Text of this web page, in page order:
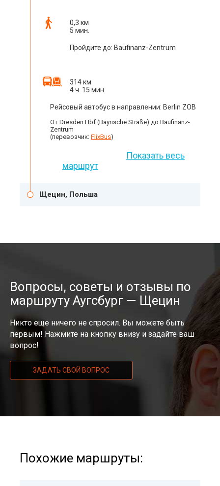
0,3 км
5 мин.
Пройдите до: Baufinanz-Zentrum
314 км
4 ч. 15 мин.
Рейсовый автобус в направлении: Berlin ZOB
От Dresden Hbf (Bayrische Straße) до Baufinanz-
Zentrum
(перевозчик: FlixBus)
Показать весь
маршрут
Щецин, Польша
Вопросы, советы и отзывы по
маршруту Аугсбург — Щецин
Никто еще ничего не спросил. Вы можете быть
первым! Нажмите на кнопку внизу и задайте ваш
вопрос!
ЗАДАТЬ СВОЙ ВОПРОС
Похожие маршруты: